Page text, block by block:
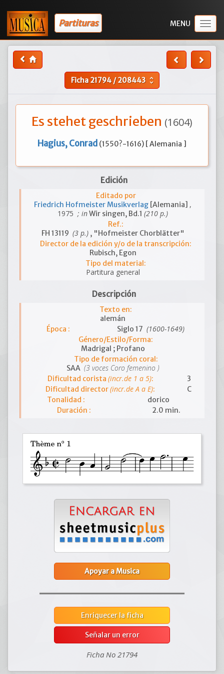
Partituras
Ficha21794/208443 unfold_more
Es stehet geschrieben (1604)
Hagius, Conrad (1550?-1616) [ Alemania ]
Edición
Editado por
Friedrich Hofmeister Musikverlag [Alemania] ,
1975 ; inWir singen, Bd.1 (210 p.)
Ref.:
FH 13119 (3 p.), "Hofmeister Chorblätter"
Director de la edición y/o de la transcripción:
Rubisch, Egon
Tipo del material:
Partitura general
Descripción
Texto en:
alemán
Época :
Siglo 17 (1600-1649)
Género/Estilo/Forma:
Madrigal ; Profano
Tipo de formación coral:
SAA (3 voces Coro femenino )
Dificultad corista (incr.de 1 a 5):
3
Dificultad director(incr.de A a E):
C
Tonalidad :
dorico
Duración :
2.0 min.
Apoyar a Musica
Enriquecer la ficha
Señalar un error
Ficha No 21794